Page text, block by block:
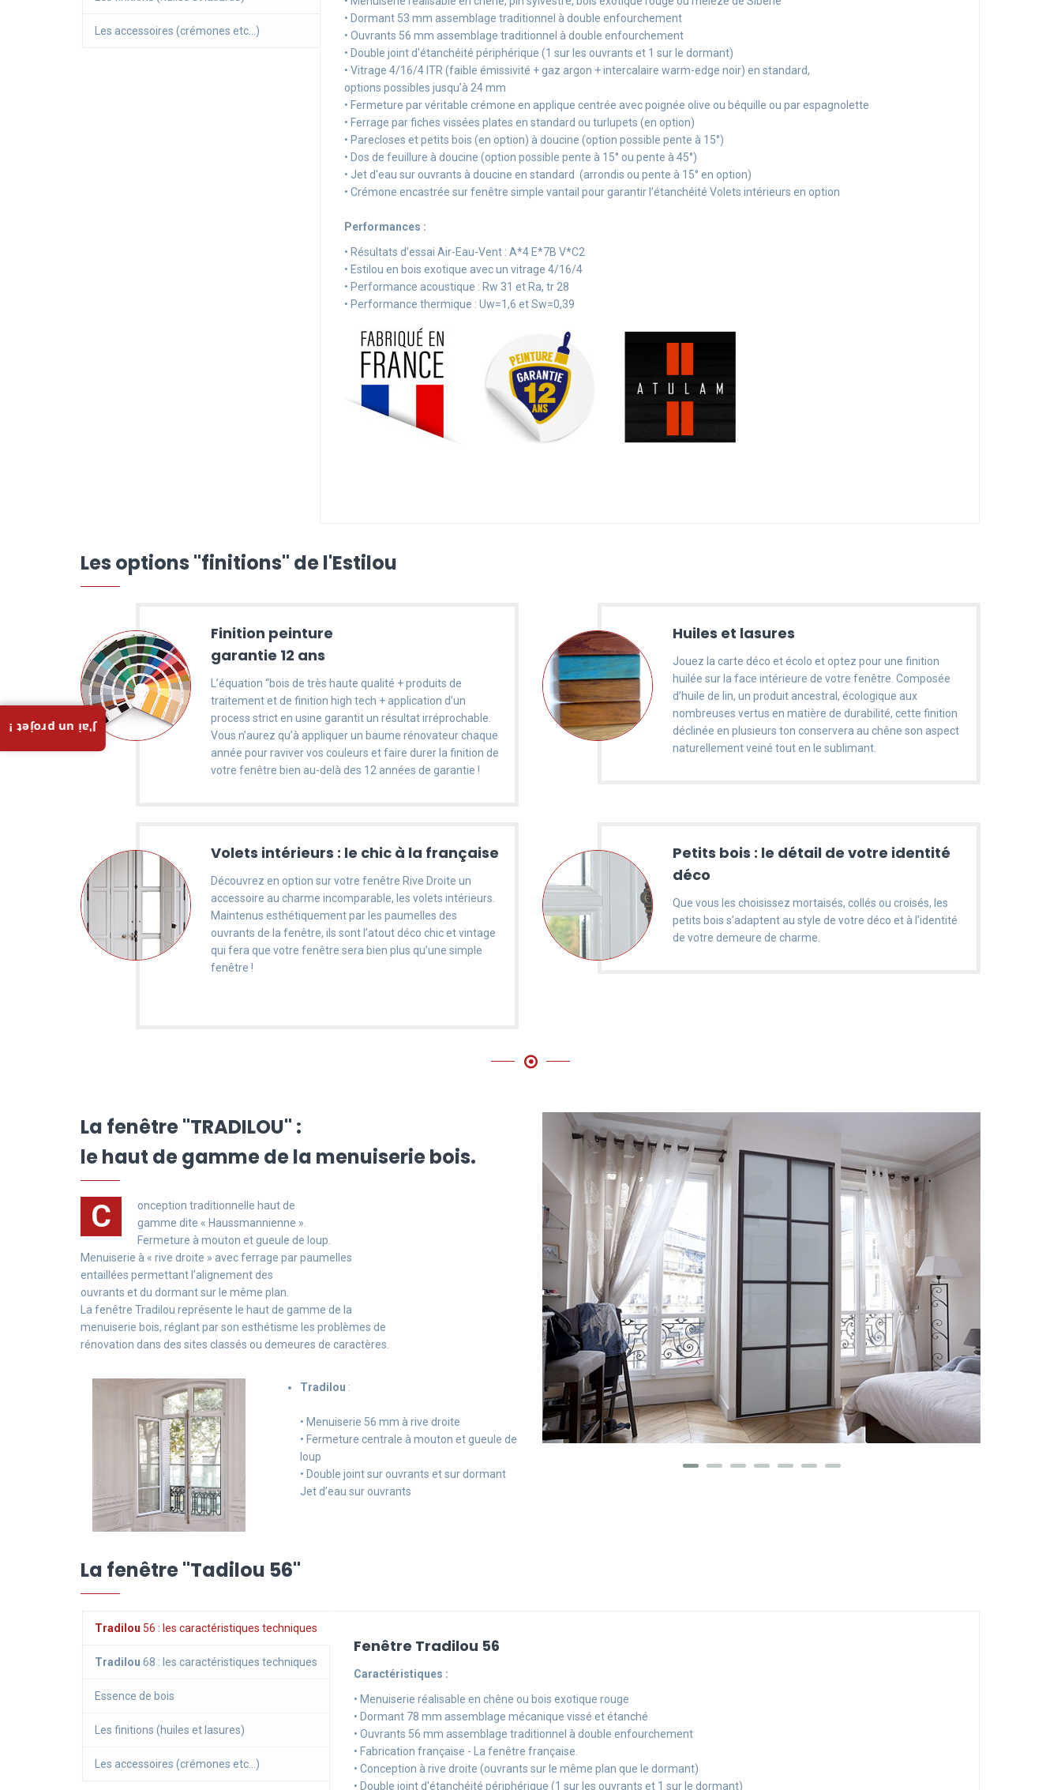
J'ai un projet !
Les accessoires (crémones etc...)
• Dormant 53 mm assemblage traditionnel à double enfourchement
• Ouvrants 56 mm assemblage traditionnel à double enfourchement
• Double joint d'étanchéité périphérique (1 sur les ouvrants et 1 sur le dormant)
• Vitrage 4/16/4 ITR (faible émissivité + gaz argon + intercalaire warm-edge noir) en standard,
options possibles jusqu’à 24 mm
• Fermeture par véritable crémone en applique centrée avec poignée olive ou béquille ou par espagnolette
• Ferrage par fiches vissées plates en standard ou turlupets (en option)
• Parecloses et petits bois (en option) à doucine (option possible pente à 15°)
• Dos de feuillure à doucine (option possible pente à 15° ou pente à 45°)
• Jet d'eau sur ouvrants à doucine en standard (arrondis ou pente à 15° en option)
• Crémone encastrée sur fenêtre simple vantail pour garantir l’étanchéité Volets intérieurs en option
Performances :
• Résultats d’essai Air-Eau-Vent : A*4 E*7B V*C2
• Estilou en bois exotique avec un vitrage 4/16/4
• Performance acoustique : Rw 31 et Ra, tr 28
• Performance thermique : Uw=1,6 et Sw=0,39
Les options "finitions" de l'Estilou
Finition peinture
garantie 12 ans
L’équation “bois de très haute qualité + produits de
traitement et de finition high tech + application d’un
process strict en usine garantit un résultat irréprochable.
Vous n’aurez qu’à appliquer un baume rénovateur chaque
année pour raviver vos couleurs et faire durer la finition de
votre fenêtre bien au-delà des 12 années de garantie !
Huiles et lasures
Jouez la carte déco et écolo et optez pour une finition
huilée sur la face intérieure de votre fenêtre. Composée
d’huile de lin, un produit ancestral, écologique aux
nombreuses vertus en matière de durabilité, cette finition
déclinée en plusieurs ton conservera au chêne son aspect
naturellement veiné tout en le sublimant.
Volets intérieurs : le chic à la française
Découvrez en option sur votre fenêtre Rive Droite un
accessoire au charme incomparable, les volets intérieurs.
Maintenus esthétiquement par les paumelles des
ouvrants de la fenêtre, ils sont l’atout déco chic et vintage
qui fera que votre fenêtre sera bien plus qu’une simple
fenêtre !
Petits bois : le détail de votre identité
déco
Que vous les choisissez mortaisés, collés ou croisés, les
petits bois s’adaptent au style de votre déco et à l’identité
de votre demeure de charme.
La fenêtre "TRADILOU" :
le haut de gamme de la menuiserie bois.
C
onception traditionnelle haut de
gamme dite « Haussmannienne ».
Fermeture à mouton et gueule de loup.
Menuiserie à « rive droite » avec ferrage par paumelles
entaillées permettant l’alignement des
ouvrants et du dormant sur le même plan.
La fenêtre Tradilou représente le haut de gamme de la
menuiserie bois, réglant par son esthétisme les problèmes de
rénovation dans des sites classés ou demeures de caractères.
Tradilou :
• Menuiserie 56 mm à rive droite
• Fermeture centrale à mouton et gueule de
loup
• Double joint sur ouvrants et sur dormant
Jet d’eau sur ouvrants
La fenêtre "Tadilou 56"
Tradilou 56 : les caractéristiques techniques
Tradilou 68 : les caractéristiques techniques
Essence de bois
Les finitions (huiles et lasures)
Les accessoires (crémones etc...)
Fenêtre Tradilou 56
Caractéristiques :
• Menuiserie réalisable en chêne ou bois exotique rouge
• Dormant 78 mm assemblage mécanique vissé et étanché
• Ouvrants 56 mm assemblage traditionnel à double enfourchement
• Fabrication française - La fenêtre française.
• Conception à rive droite (ouvrants sur le même plan que le dormant)
• Double joint d'étanchéité périphérique (1 sur les ouvrants et 1 sur le dormant)